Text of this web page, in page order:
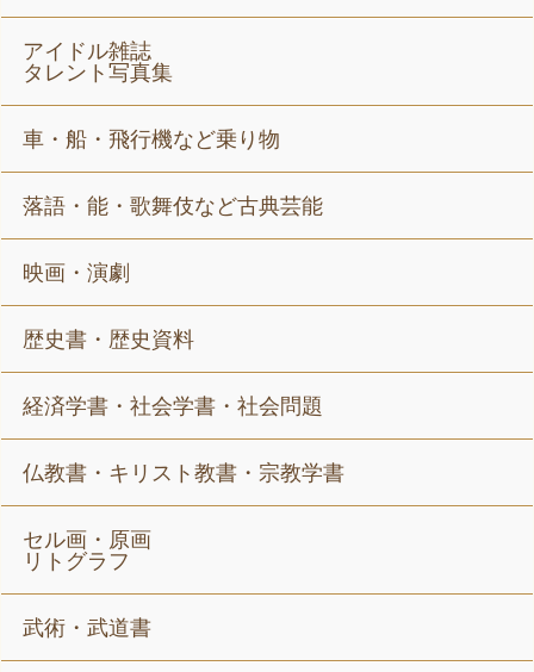
アイドル雑誌
タレント写真集
車・船・飛行機など乗り物
落語・能・歌舞伎など古典芸能
映画・演劇
歴史書・歴史資料
経済学書・社会学書・社会問題
仏教書・キリスト教書・宗教学書
セル画・原画
リトグラフ
武術・武道書